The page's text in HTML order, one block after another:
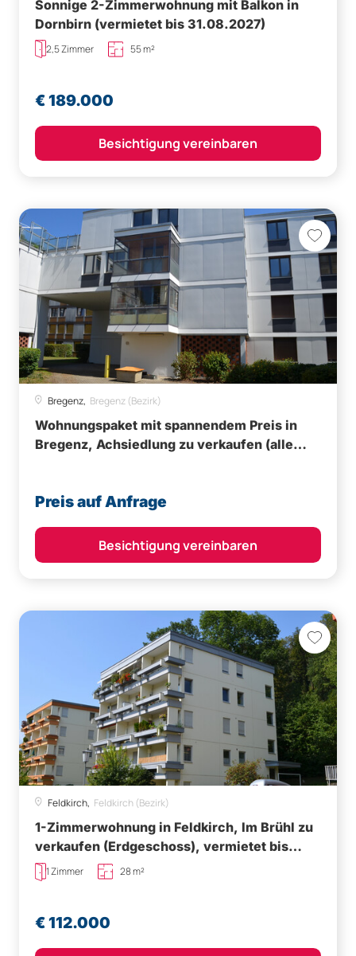
Sonnige 2-Zimmerwohnung mit Balkon in
Dornbirn (vermietet bis 31.08.2027)
2,5 Zimmer 55 m²
€ 189.000
Besichtigung vereinbaren
Bregenz, Bregenz (Bezirk)
Wohnungspaket mit spannendem Preis in
Bregenz, Achsiedlung zu verkaufen (alle
Preis auf Anfrage
Besichtigung vereinbaren
Feldkirch, Feldkirch (Bezirk)
1-Zimmerwohnung in Feldkirch, Im Brühl zu
verkaufen (Erdgeschoss), vermietet bis
30.11.2027
1 Zimmer 28 m²
€ 112.000